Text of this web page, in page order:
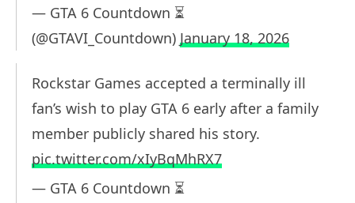
— GTA 6 Countdown ⏳
(@GTAVI_Countdown) January 18, 2026
Rockstar Games accepted a terminally ill
fan’s wish to play GTA 6 early after a family
member publicly shared his story.
pic.twitter.com/xIyBqMhRX7
— GTA 6 Countdown ⏳